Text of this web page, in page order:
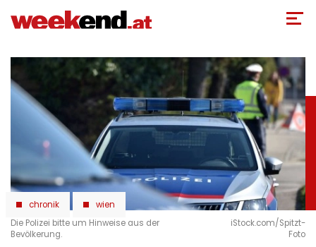
zum
chronik
wien
Die Polizei bitte um Hinweise aus der
Bevölkerung.
iStock.com/Spitzt-
Foto